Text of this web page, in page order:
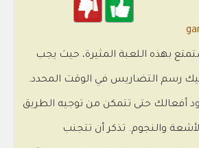
بهذه اللعبة المثيرة، حيث يجب
رسم التضاريس في الوقت المحدد.
أفعالك حتى تتمكن من توجيه الطريق
والنجوم. تذكر أن تتجنب